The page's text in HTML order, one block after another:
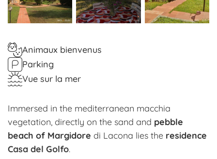
Animaux bienvenus
Parking
Vue sur la mer
Immersed in the mediterranean macchia
vegetation, directly on the sand and pebble
beach of Margidore di Lacona lies the residence
Casa del Golfo.